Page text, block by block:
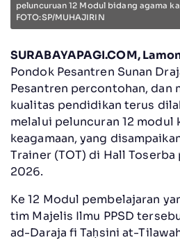
peluncuruan 12 Modul bidang agama
FOTO:SP/MUHAJIRIN
SURABAYAPAGI.COM,
Pondok Pesantren Sunan
Pesantren percontohan, dan
kualitas pendidikan terus
melalui peluncuran 12 modul
keagamaan, yang
Trainer (TOT) di Hall Toserba
2026.
Ke 12 Modul pembelajaran
tim Majelis Ilmu PPSD
ad-Daraja fi Taḥsini at-